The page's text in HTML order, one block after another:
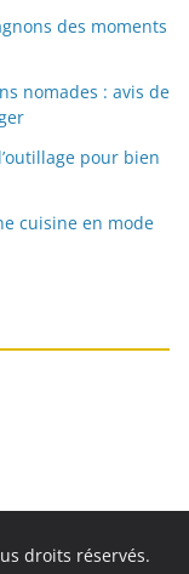
des moments
nomades : avis de
pour bien
cuisine en mode
droits réservés.